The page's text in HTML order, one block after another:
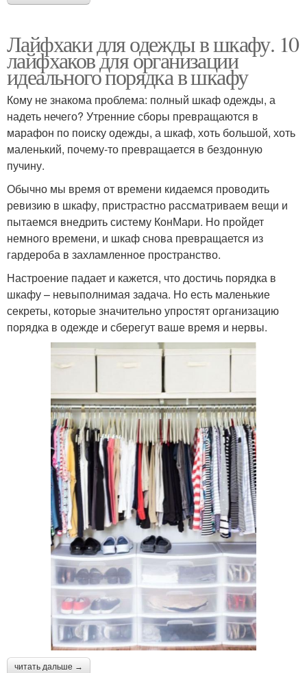
Лайфхаки для одежды в шкафу. 10
лайфхаков для организации
идеального порядка в шкафу
Кому не знакома проблема: полный шкаф одежды, а
надеть нечего? Утренние сборы превращаются в
марафон по поиску одежды, а шкаф, хоть большой, хоть
маленький, почему-то превращается в бездонную
пучину.
Обычно мы время от времени кидаемся проводить
ревизию в шкафу, пристрастно рассматриваем вещи и
пытаемся внедрить систему КонМари. Но пройдет
немного времени, и шкаф снова превращается из
гардероба в захламленное пространство.
Настроение падает и кажется, что достичь порядка в
шкафу – невыполнимая задача. Но есть маленькие
секреты, которые значительно упростят организацию
порядка в одежде и сберегут ваше время и нервы.
читать дальше →